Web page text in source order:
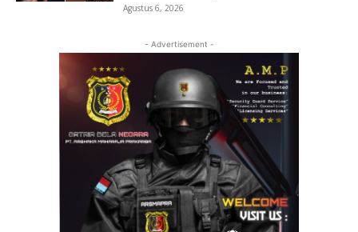
Agustus 6, 2026
- Advertisement -